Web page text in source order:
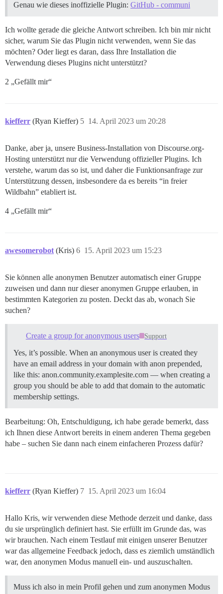
Genau wie dieses inoffizielle Plugin: GitHub - communi
Ich wollte gerade die gleiche Antwort schreiben. Ich bin mir nicht
sicher, warum Sie das Plugin nicht verwenden, wenn Sie das
möchten? Oder liegt es daran, dass Ihre Installation die
Verwendung dieses Plugins nicht unterstützt?
2 „Gefällt mir“
kiefferr (Ryan Kieffer) 14. April 2023 um 20:28
5
Danke, aber ja, unsere Business-Installation von Discourse.org-
Hosting unterstützt nur die Verwendung offizieller Plugins. Ich
verstehe, warum das so ist, und daher die Funktionsanfrage zur
Unterstützung dessen, insbesondere da es bereits “in freier
Wildbahn” etabliert ist.
4 „Gefällt mir“
awesomerobot (Kris) 15. April 2023 um 15:23
6
Sie können alle anonymen Benutzer automatisch einer Gruppe
zuweisen und dann nur dieser anonymen Gruppe erlauben, in
bestimmten Kategorien zu posten. Deckt das ab, wonach Sie
suchen?
Create a group for anonymous users Support
Yes, it’s possible. When an anonymous user is created they
have an email address in your domain with anon prepended,
like this: anon.community.examplesite.com — when creating a
group you should be able to add that domain to the automatic
membership settings.
Bearbeitung: Oh, Entschuldigung, ich habe gerade bemerkt, dass
ich Ihnen diese Antwort bereits in einem anderen Thema gegeben
habe – suchen Sie dann nach einem einfacheren Prozess dafür?
kiefferr (Ryan Kieffer) 15. April 2023 um 16:04
7
Hallo Kris, wir verwenden diese Methode derzeit und danke, dass
du sie ursprünglich definiert hast. Sie erfüllt im Grunde das, was
wir brauchen. Nach einem Testlauf mit einigen unserer Benutzer
war das allgemeine Feedback jedoch, dass es ziemlich umständlich
war, den anonymen Modus manuell ein- und auszuschalten.
Muss ich also in mein Profil gehen und zum anonymen Modus